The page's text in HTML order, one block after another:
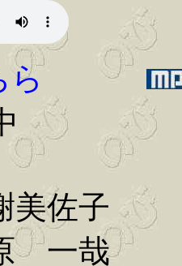
ら
美佐子
一哉